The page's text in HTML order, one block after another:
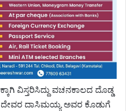
ವಿಸ್ತರಿಸಿದ್ದು ವಚನಕಾಲದ ದೊಡ್ಡ
ದಾಸಿಮಯ್ಯ ಅವರ ಕೊಡುಗೆ